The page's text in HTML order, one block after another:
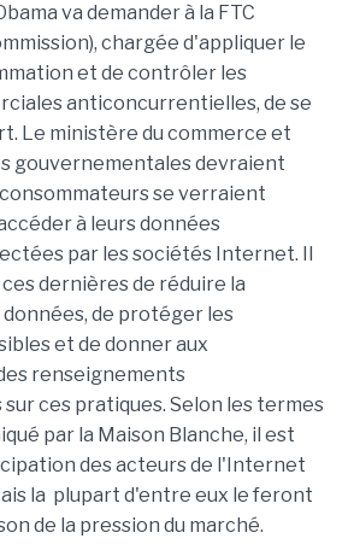
va demander à la FTC
chargée d'appliquer le
et de contrôler les
anticoncurrentielles, de se
Le ministère du commerce et
gouvernementales devraient
se verraient
à leurs données
par les sociétés Internet. Il
dernières de réduire la
de protéger les
et de donner aux
renseignements
ces pratiques. Selon les termes
par la Maison Blanche, il est
des acteurs de l'Internet
la plupart d'entre eux le feront
de la pression du marché.